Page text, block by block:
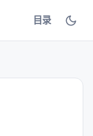
目录